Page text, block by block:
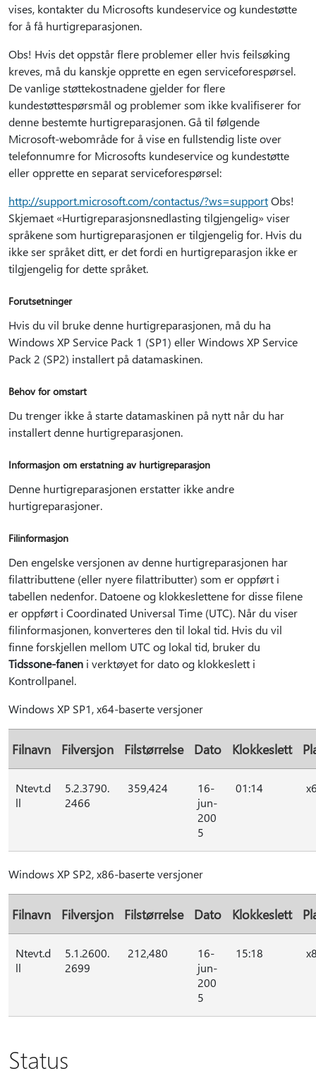
vises, kontakter du Microsofts kundeservice og kundestøtte
for å få hurtigreparasjonen.
Obs! Hvis det oppstår flere problemer eller hvis feilsøking
kreves, må du kanskje opprette en egen serviceforespørsel.
De vanlige støttekostnadene gjelder for flere
kundestøttespørsmål og problemer som ikke kvalifiserer for
denne bestemte hurtigreparasjonen. Gå til følgende
Microsoft-webområde for å vise en fullstendig liste over
telefonnumre for Microsofts kundeservice og kundestøtte
eller opprette en separat serviceforespørsel:
http://support.microsoft.com/contactus/?ws=supportObs!
Skjemaet «Hurtigreparasjonsnedlasting tilgjengelig» viser
språkene som hurtigreparasjonen er tilgjengelig for. Hvis du
ikke ser språket ditt, er det fordi en hurtigreparasjon ikke er
tilgjengelig for dette språket.
Forutsetninger
Hvis du vil bruke denne hurtigreparasjonen, må du ha
Windows XP Service Pack 1 (SP1) eller Windows XP Service
Pack 2 (SP2) installert på datamaskinen.
Behov for omstart
Du trenger ikke å starte datamaskinen på nytt når du har
installert denne hurtigreparasjonen.
Informasjon om erstatning av hurtigreparasjon
Denne hurtigreparasjonen erstatter ikke andre
hurtigreparasjoner.
Filinformasjon
Den engelske versjonen av denne hurtigreparasjonen har
filattributtene (eller nyere filattributter) som er oppført i
tabellen nedenfor. Datoene og klokkeslettene for disse filene
er oppført i Coordinated Universal Time (UTC). Når du viser
filinformasjonen, konverteres den til lokal tid. Hvis du vil
finne forskjellen mellom UTC og lokal tid, bruker du
Tidssone-fanen i verktøyet for dato og klokkeslett i
Kontrollpanel.
Windows XP SP1, x64-baserte versjoner
Filnavn Filversjon Filstørrelse Dato Klokkeslett
Ntevt.d
ll
5.2.3790.
2466
359,424
16-
jun-
200
5
01:14
Windows XP SP2, x86-baserte versjoner
Filnavn Filversjon Filstørrelse Dato Klokkeslett
Ntevt.d
ll
5.1.2600.
2699
212,480
16-
jun-
200
5
15:18
Status